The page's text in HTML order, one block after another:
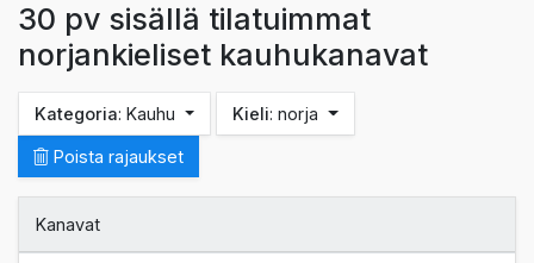
30 pv sisällä tilatuimmat
norjankieliset kauhukanavat
Kategoria: Kauhu Kieli: norja
Poista rajaukset
Kanavat